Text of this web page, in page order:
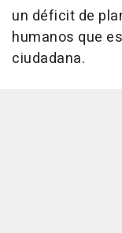
un déficit de
humanos que
ciudadana.